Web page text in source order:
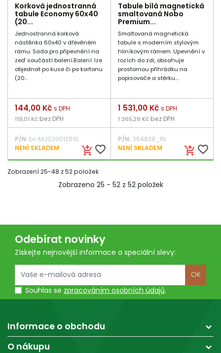
Korková jednostranná
tabule Economy 60x40
(20...
Jednostranná korková
nástěnka 60x40 v dřevěném
rámu. Sada pro připevnění na
zeď součástí balení.Balení: lze
objednat po kuse či po kartonu
(20...
add_shopping_cart favorite_border
Cena
144,00 Kč s DPH
119,01 Kč bez DPH
P/N: bi-MJ030012010
NENÍ SKLADEM
Tabule bílá magnetická
smaltovaná Nobo
Premium...
Smaltovaná magnetická
tabule s moderním stylovým
hliníkovým rámem. Upevnění v
rozích do zdi, obsahuje
prostornou přihrádku na
popisovače a stěrku....
add_shopping_cart favorite_border
Cena
1 531,00 Kč s DPH
1 265,29 Kč bez DPH
P/N:354828_IN
NENÍ SKLADEM
Zobrazení 25-48 z 52 položek
Zobrazeno 25 - 52 z 52 položek
Odebírat novinky
Získejte nejnovější informace a speciální slevy:
OK
Souhlas se zpracováním osobních údajů.
Informace o obchodu
O nákupu